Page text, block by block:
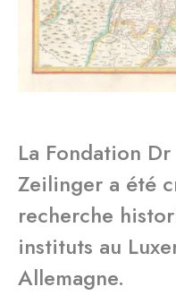
La Fondation
Zeilinger a été
recherche
instituts au
Allemagne.